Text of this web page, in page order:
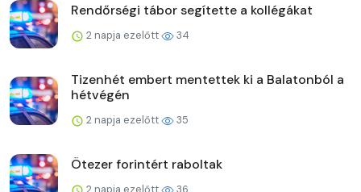
Rendőrségi tábor segítette a kollégákat
2 napja ezelőtt 34
Tizenhét embert mentettek ki a Balatonból a
hétvégén
2 napja ezelőtt 35
Ötezer forintért raboltak
2 napja ezelőtt 36